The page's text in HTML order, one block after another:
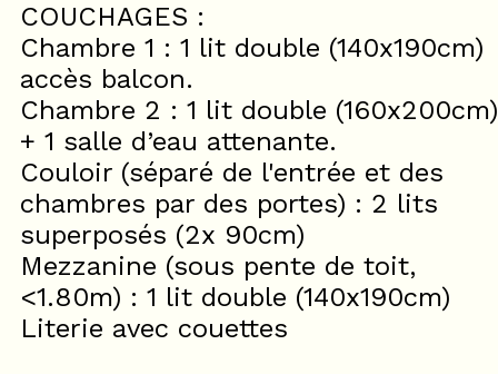
COUCHAGES :
Chambre 1 : 1 lit double (140x190cm)
accès balcon.
Chambre 2 : 1 lit double (160x200cm)
+ 1 salle d’eau attenante.
Couloir (séparé de l'entrée et des
chambres par des portes) : 2 lits
superposés (2x 90cm)
Mezzanine (sous pente de toit,
<1.80m) : 1 lit double (140x190cm)
Literie avec couettes